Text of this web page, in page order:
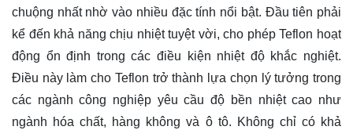
chuộng nhất nhờ vào nhiều đặc tính nổi bật. Đầu tiên phải
kể đến khả năng chịu nhiệt tuyệt vời, cho phép Teflon hoạt
động ổn định trong các điều kiện nhiệt độ khắc nghiệt.
Điều này làm cho Teflon trở thành lựa chọn lý tưởng trong
các ngành công nghiệp yêu cầu độ bền nhiệt cao như
ngành hóa chất, hàng không và ô tô. Không chỉ có khả